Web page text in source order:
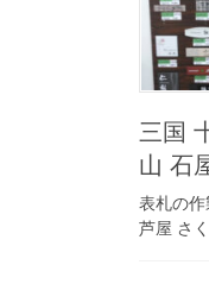
三国
山 石
表札の
芦屋 さ